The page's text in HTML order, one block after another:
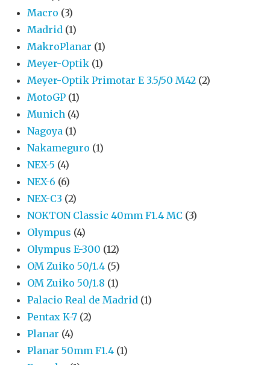
Macro (3)
Madrid (1)
MakroPlanar (1)
Meyer-Optik (1)
Meyer-Optik Primotar E 3.5/50 M42 (2)
MotoGP (1)
Munich (4)
Nagoya (1)
Nakameguro (1)
NEX-5 (4)
NEX-6 (6)
NEX-C3 (2)
NOKTON Classic 40mm F1.4 MC (3)
Olympus (4)
Olympus E-300 (12)
OM Zuiko 50/1.4 (5)
OM Zuiko 50/1.8 (1)
Palacio Real de Madrid (1)
Pentax K-7 (2)
Planar (4)
Planar 50mm F1.4 (1)